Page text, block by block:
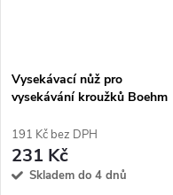
Vysekávací nůž pro
vysekávání kroužků Boehm
191 Kč bez DPH
231 Kč
Skladem do 4 dnů